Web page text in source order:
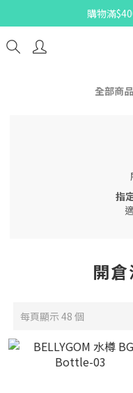
購物滿
全部商品
指
開
每頁顯示 48 個